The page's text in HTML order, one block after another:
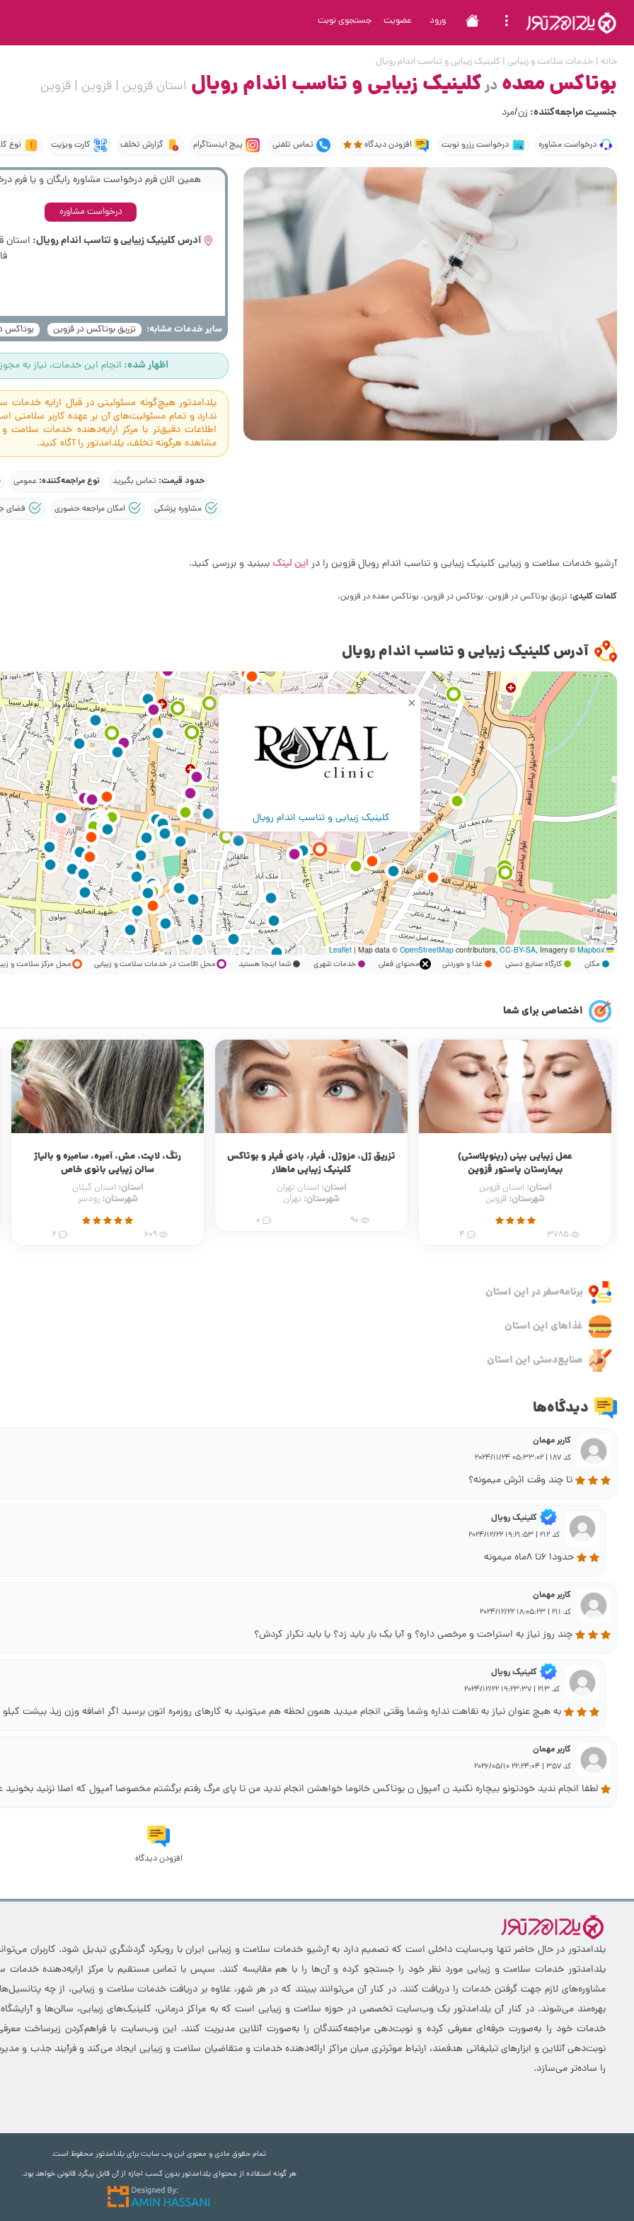
ورود عضویت جستجوی نوبت
خانه | خدمات سلامت و زیبایی |کلینیک زیبایی و تناسب اندام رویال
بوتاکس معده درکلینیک زیبایی و تناسب اندام رویال استان قزوین | قزوین | قزوین
جنسیت مراجعه‌کننده: زن/مرد
درخواست مشاوره درخواست رزرو نوبت افزودن دیدگاه تماس تلفنی پیج اینستاگرام گزارش تخلف کارت ویزیت نوع
همین الان فرم درخواست مشاوره رایگان و یا فرم
درخواست مشاوره
آدرس کلینیک زیبایی و تناسب اندام رویال: استان
سایر خدمات مشابه: تزریق بوتاکس در قزوین بوتاکس
اظهار شده: انجام این خدمات، نیاز به
یلدامدتور هیچ‌گونه مسئولیتی در قبال ارایه
ندارد و تمام مسئولیت‌های آن بر عهده کاربر
اطلاعات دقیق‌تر با مرکز ارایه‌دهنده خدمات
مشاهده هرگونه تخلف، یلدامدتور را آگاه کنید.
حدود قیمت: تماس بگیرید نوع مراجعه‌کننده:عمومی
مشاوره پزشکی امکان مراجعه حضوری فضای
آرشیو خدمات سلامت و زیبایی کلینیک زیبایی و تناسب اندام رویال قزوین را در این لینکببینید و بررسی کنید.
کلمات کلیدی: تزریق بوتاکس در قزوین، بوتاکس در قزوین، بوتاکس معده در قزوین،
آدرس کلینیک زیبایی و تناسب اندام رویال
کلینیک زیبایی و تناسب اندام رویال
×
Leaflet
| Map data © OpenStreetMapcontributors, CC-BY-SA, Imagery © Mapbox
مکان کارگاه صنایع دستی غذا و خوردنی محتوای فعلی خدمات شهری شما اینجا هستید محل اقامت در خدمات سلامت و زیبایی محل مرکز سلامت و
اختصاصی برای شما
عمل زیبایی بینی (رینوپلاستی)
بیمارستان پاستور قزوین
استان:استان قزوین
شهرستان: قزوین
تزریق ژل، مزوژل، فیلر، بادی فیلر و بوتاکس
کلینیک زیبایی ماهلار
استان:استان تهران
شهرستان: تهران
رنگ، لایت، مش، آمبره، سامبره و بالیاژ
سالن زیبایی بانوی خاص
استان:استان گیلان
شهرستان:رودسر
609
2
برنامه‌سفر‌ در این استان
غذاهای این استان
صنایع‌دستی این استان
دیدگاه‌ها
کاربر مهمان
کد 187 | 05:33:02 2024/11/24
تا چند وقت اثرش میمونه؟
کلینیک رویال
کد 212 | 19:21:53 2024/12/22
حدودا ۶تا ۸ماه میمونه
کاربر مهمان
کد 211 | 18:05:23 2024/12/22
چند روز نیاز به استراحت و مرخصی داره؟ و آیا یک بار باید زد؟ یا باید تکرار کردش؟
کلینیک رویال
کد 213 | 19:23:37 2024/12/22
به هیچ عنوان نیاز به نقاهت نداره وشما وقتی انجام میدید همون لحظه هم میتونید به کارهای روزمره اتون برسید اگر اضافه وزن زیذ بیشت کیلو
کاربر مهمان
کد 357 | 22:24:04 2026/05/10
لطفا انجام ندید خودتونو بیچاره نکنید ن آمپول ن بوتاکس خانوما خواهشن انجام ندید من تا پای مرگ رفتم برگشتم مخصوصا آمپول که اصلا نزنید
افزودن دیدگاه
یلدامدتور در حال حاضر تنها وب‌سایت داخلی است که تصمیم دارد به آرشیو خدمات سلامت و زیبایی ایران با رویکرد گردشگری تبدیل شود. کاربران
یلدامدتور خدمات سلامت و زیبایی مورد نظر خود را جستجو کرده و آن‌ها را با هم مقایسه کنند. سپس با تماس مستقیم با مرکز ارایه‌دهنده خدمات
مشاوره‌های لازم جهت گرفتن خدمات را دریافت کنند. در کنار آن می‌توانند ببینند که در هر شهر، علاوه بر دریافت خدمات سلامت و زیبایی، از چه
بهره‌مند می‌شوند. در کنار آن یلدامدتور یک وب‌سایت تخصصی در حوزه سلامت و زیبایی است که به مراکز درمانی، کلینیک‌های زیبایی، سالن‌ها و
خدمات خود را به‌صورت حرفه‌ای معرفی کرده و نوبت‌دهی مراجعه‌کنندگان را به‌صورت آنلاین مدیریت کنند. این وب‌سایت با فراهم‌کردن زیرساخت
نوبت‌دهی آنلاین و ابزارهای تبلیغاتی هدفمند، ارتباط موثرتری میان مراکز ارائه‌دهنده خدمات و متقاضیان سلامت و زیبایی ایجاد می‌کند و فرآیند جذب و
را ساده‌تر می‌سازد.
تمام حقوق مادی و معنوی این وب سایت برای یلدامدتور محفوظ است.
هر گونه استفاده از محتوای یلدامدتور بدون کسب اجازه از آن قابل پیگرد قانونی خواهد بود.